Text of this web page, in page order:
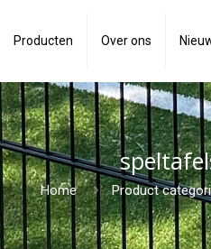
Producten Over ons
Home Product